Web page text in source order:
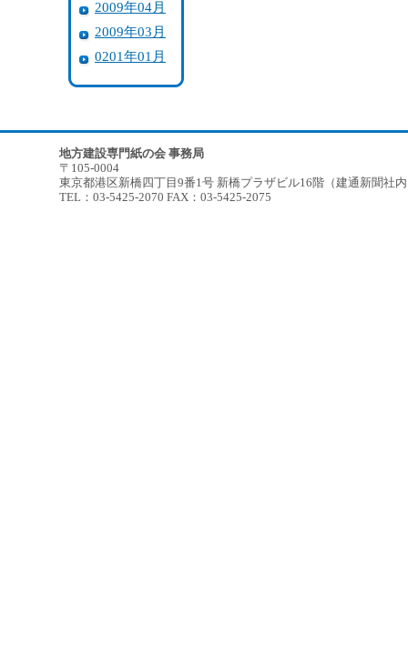
2009年04月
2009年03月
0201年01月
地方建設専門紙の会 事務局
〒105-0004
東京都港区新橋四丁目9番1号 新橋プラザビル16階（建通新聞社
TEL：03-5425-2070 FAX：03-5425-2075